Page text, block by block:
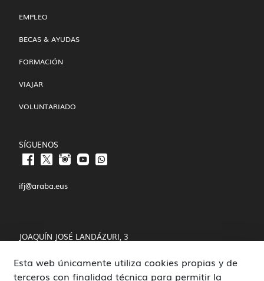
EMPLEO
BECAS & AYUDAS
FORMACIÓN
VIAJAR
VOLUNTARIADO
SÍGUENOS
ifj@araba.eus
JOAQUÍN JOSÉ LANDÁZURI, 3
01008 VITORIA-GASTEIZ
Esta web únicamente utiliza cookies propias y de
terceros con finalidad técnica para permitir la